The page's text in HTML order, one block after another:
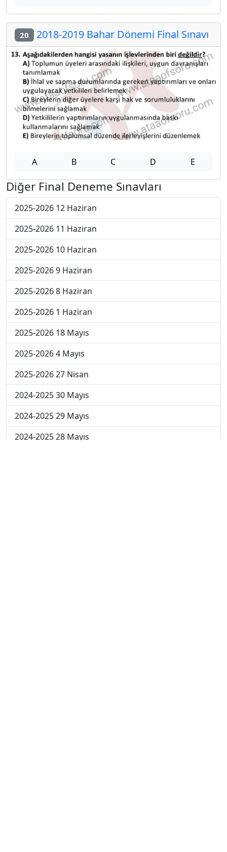
20 2018-2019 Bahar Dönemi Final Sınavı
A B C D E
Diğer Final Deneme Sınavları
2025-2026 12 Haziran
2025-2026 11 Haziran
2025-2026 10 Haziran
2025-2026 9 Haziran
2025-2026 8 Haziran
2025-2026 1 Haziran
2025-2026 18 Mayıs
2025-2026 4 Mayıs
2025-2026 27 Nisan
2024-2025 30 Mayıs
2024-2025 29 Mayıs
2024-2025 28 Mayıs